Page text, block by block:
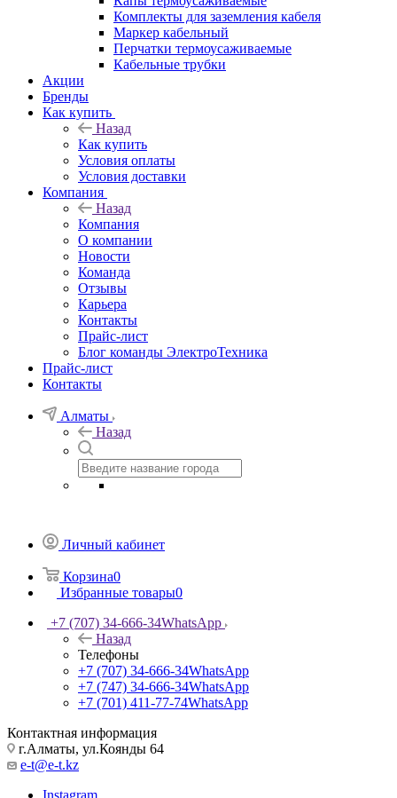
Комплекты для заземления кабеля
Маркер кабельный
Перчатки термоусаживаемые
Кабельные трубки
Акции
Бренды
Как купить
Назад
Как купить
Условия оплаты
Условия доставки
Компания
Назад
Компания
О компании
Новости
Команда
Отзывы
Карьера
Контакты
Прайс-лист
Блог команды ЭлектроТехника
Прайс-лист
Контакты
Алматы
Назад
Личный кабинет
Корзина0
Избранные товары0
+7 (707) 34-666-34WhatsApp
Назад
Телефоны
+7 (707) 34-666-34WhatsApp
+7 (747) 34-666-34WhatsApp
+7 (701) 411-77-74WhatsApp
Контактная информация
г.Алматы, ул.Коянды 64
e-t@e-t.kz
Instagram